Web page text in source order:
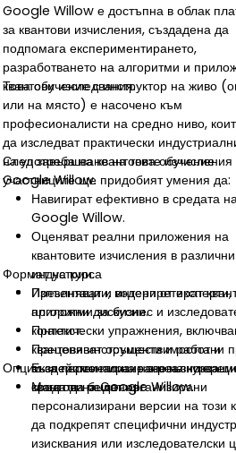
Google Willow е достъпна в облак
за квантови изчисления, създадена да
подпомага експериментирането,
разработването на алгоритми и
квантови изследвания.
Това обучение с инструктор на живо
или на място) е насочено към
професионалисти на средно ниво,
да изследват практически
на употреба на квантовите изчисления
Google Willow.
След завършване на това обучение
участниците ще придобият умения да:
Навигират ефективно в средата
Google Willow.
Оценяват реални приложения на
квантовите изчисления в различни
индустрии.
Изпълняват и интерпретират
алгоритми за бизнес и
контекст.
Преценяват осъществимостта и
въздействието на
квантови решения.
Формат на курса
Презентации, водени от експерти,
приложни дискусии.
Практически упражнения,
квантови инструменти и работни
Експериментиране в реално
средата на Google Willow.
Опции за персонализиране на курса
Могат да бъдат организирани
персонализирани версии на този
да подкрепят специфични
изисквания или изследователски